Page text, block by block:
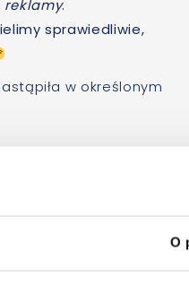
O
reklamy.
sprawiedliwie,
w określonym